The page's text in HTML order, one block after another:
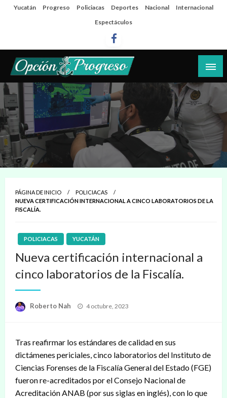
SaltaYucatán Progreso Policiacas Deportes Nacional
Internacional
Espectáculos
Opción Progreso
Las noticias del día a día del puerto
PÁGINA DE INICIO
POLICIACAS
NUEVA CERTIFICACIÓN INTERNACIONAL A CINCO LABORATORIOS DE LA
FISCALÍA.
POLICIACAS YUCATÁN
Nueva certificación internacional a
cinco laboratorios de la Fiscalía.
Roberto Nah
Publicado
4 octubre, 2023
Tras reafirmar los estándares de calidad en sus
dictámenes periciales, cinco laboratorios del Instituto de
Ciencias Forenses de la Fiscalía General del Estado (FGE)
fueron re-acreditados por el Consejo Nacional de
Acreditación ANAB (por sus siglas en inglés), con lo que